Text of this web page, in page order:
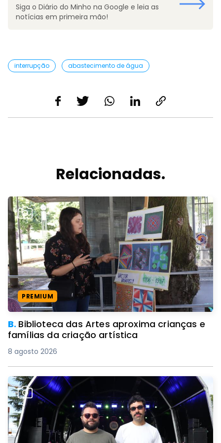
Siga o Diário do Minho na Google e leia as
notícias em primeira mão!
interrupção abastecimento de água
Relacionadas.
PREMIUM
B. Biblioteca das Artes aproxima crianças e
famílias da criação artística
8 agosto 2026